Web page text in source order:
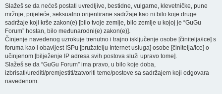
Slažeš se da nećeš postati uvredljive, bestidne, vulgarne, klevetničke, pune
mržnje, prijeteće, seksualno orijentirane sadržaje kao ni bilo koje druge
sadržaje koji krše zakon(e) [bilo tvoje zemlje, bilo zemlje u kojoj je “GuGu
Forum” hostan, bilo međunarodni(e) zakon(e)].
Činjenje navedenog uzrokuje trenutno i trajno isključenje osobe [činitelja/ice] s
foruma kao i obavijest ISPu [pružatelju Internet usluga] osobe [činitelja/ice] o
učinjenom [bilježenje IP adresa svih postova služi upravo tome].
Slažeš se da “GuGu Forum” ima pravo, u bilo koje doba,
izbrisati/urediti/premjestiti/zatvoriti teme/postove sa sadržajem koji odgovara
navedenom.